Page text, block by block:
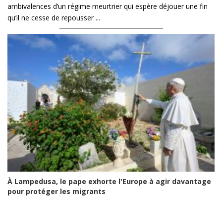
ambivalences d’un régime meurtrier qui espère déjouer une fin
qu’il ne cesse de repousser ...
À Lampedusa, le pape exhorte l'Europe à agir davantage
pour protéger les migrants